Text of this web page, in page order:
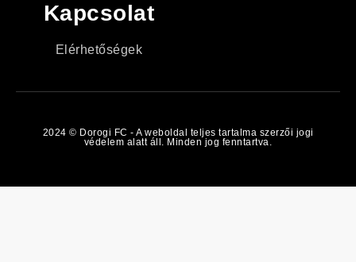
Kapcsolat
Elérhetőségek
2024 © Dorogi FC - A weboldal teljes tartalma szerzői jogi
védelem alatt áll. Minden jog fenntartva.